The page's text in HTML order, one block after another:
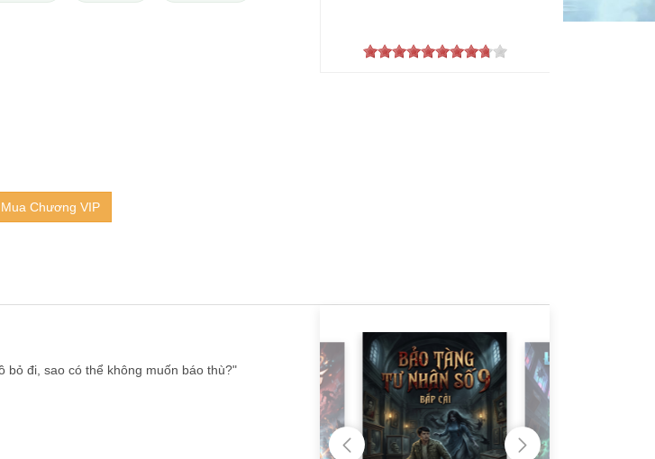
Mua Chương VIP
bỏ đi, sao có thể không muốn báo thù?"